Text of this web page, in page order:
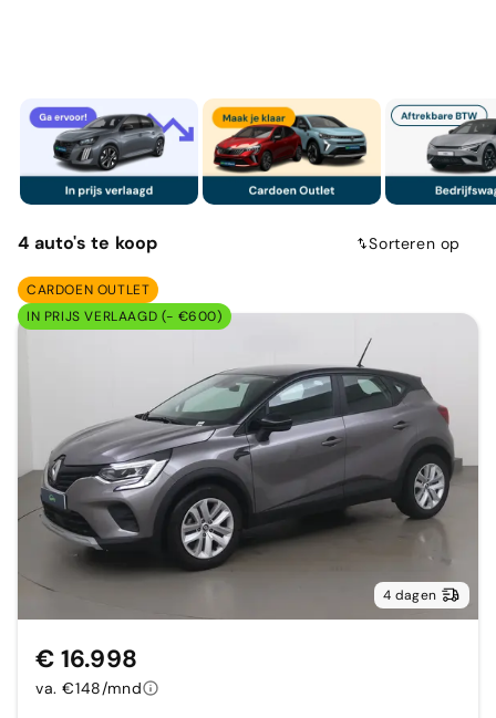
4 auto'ste koop Sorteren op
CARDOEN OUTLET
IN PRIJS VERLAAGD (- €600)
4 dagen
€ 16.998
va. €148/mnd